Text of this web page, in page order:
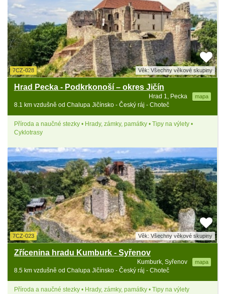
7CZ-028 Věk: Všechny věkové skupiny
Hrad Pecka - Podkrkonoší – okres Jičín
Hrad 1, Pecka mapa
8.1 km vzdušně od Chalupa Jičínsko - Český ráj - Choteč
Příroda a naučné stezky • Hrady, zámky, památky • Tipy na výlety •
Cyklotrasy
7CZ-023 Věk: Všechny věkové skupiny
Zřícenina hradu Kumburk - Syřenov
Kumburk, Syřenov mapa
8.5 km vzdušně od Chalupa Jičínsko - Český ráj - Choteč
Příroda a naučné stezky • Hrady, zámky, památky • Tipy na výlety